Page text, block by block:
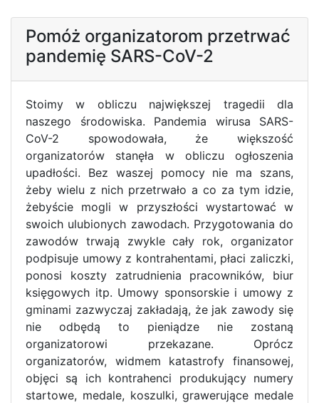
Pomóż organizatorom przetrwać
pandemię SARS-CoV-2
Stoimy w obliczu największej tragedii dla
naszego środowiska. Pandemia wirusa SARS-
CoV-2 spowodowała, że większość
organizatorów stanęła w obliczu ogłoszenia
upadłości. Bez waszej pomocy nie ma szans,
żeby wielu z nich przetrwało a co za tym idzie,
żebyście mogli w przyszłości wystartować w
swoich ulubionych zawodach. Przygotowania do
zawodów trwają zwykle cały rok, organizator
podpisuje umowy z kontrahentami, płaci zaliczki,
ponosi koszty zatrudnienia pracowników, biur
księgowych itp. Umowy sponsorskie i umowy z
gminami zazwyczaj zakładają, że jak zawody się
nie odbędą to pieniądze nie zostaną
organizatorowi przekazane. Oprócz
organizatorów, widmem katastrofy finansowej,
objęci są ich kontrahenci produkujący numery
startowe, medale, koszulki, grawerujące medale